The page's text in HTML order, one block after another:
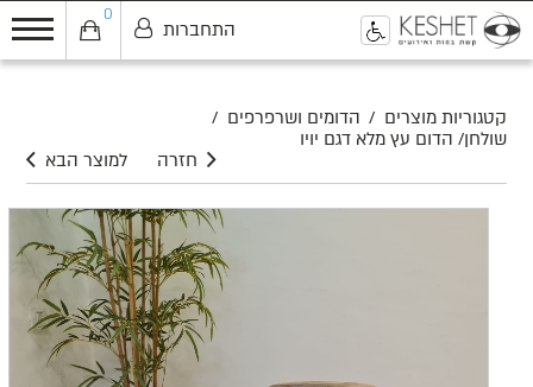
0
התחברות
קטגוריות מוצרים / הדומים ושרפרפים /
שולחן/ הדום עץ מלא דגם יויו
למוצר הבא
חזרה